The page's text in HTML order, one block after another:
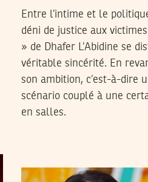
Entre l’intime et le
déni de justice aux
» de Dhafer L’Abidine se
véritable sincérité. En
son ambition, c’est-à-dire
scénario couplé à une
en salles.